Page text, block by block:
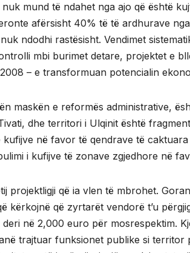
mund të ndahet nga ajo që është
afërsisht 40% të të ardhurave
ndodhi rastësisht. Vendimet
mbi burimet detare, projektet e
– e transformuan potencialin
maskën e reformës administrative,
dhe territori i Ulqinit është
në favor të qendrave të
i kufijve të zonave zgjedhore në
projektligji që ia vlen të mbrohet.
kërkojnë që zyrtarët vendorë t’u
në 2,000 euro për mosrespektim.
trajtuar funksionet publike si